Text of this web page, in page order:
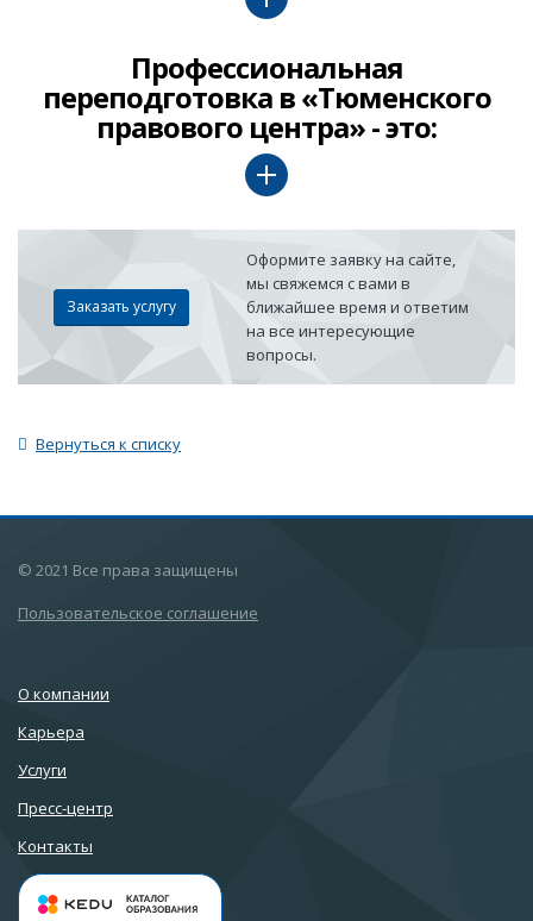
Профессиональная
переподготовка в «Тюменского
правового центра» - это:
Заказать услугу
Оформите заявку на сайте,
мы свяжемся с вами в
ближайшее время и ответим
на все интересующие
вопросы.
Вернуться к списку
© 2021 Все права защищены
Пользовательское соглашение
О компании
Карьера
Услуги
Пресс-центр
Контакты